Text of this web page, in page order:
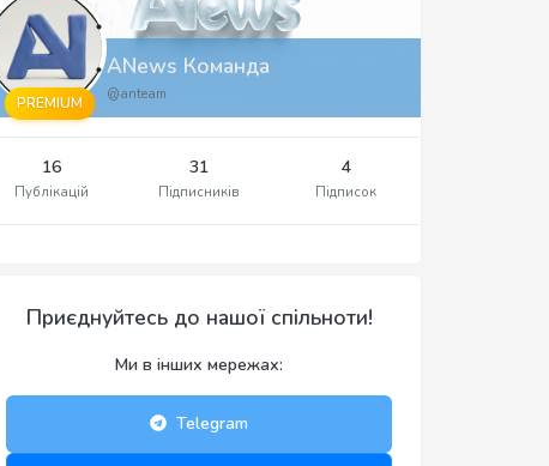
PREMIUM
ANews Команда
@anteam
16
Публікацій
31
Підписників
4
Підписок
Приєднуйтесь до нашої спільноти!
Ми в інших мережах:
Telegram